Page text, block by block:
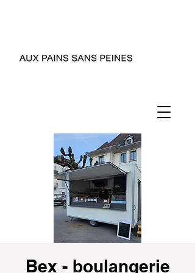
Bex - boulangerie